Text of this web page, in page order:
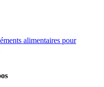
alimentaires pour